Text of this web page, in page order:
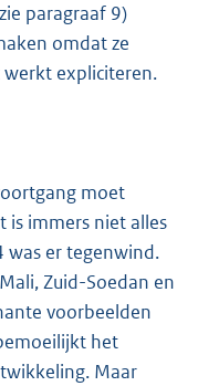
paragraaf 9)
omdat ze
expliciteren.
moet
is immers niet alles
was er tegenwind.
Zuid-Soedan en
voorbeelden
het
Maar